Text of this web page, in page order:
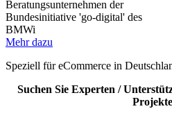
Mehr dazu
Speziell für eCommerce in
Suchen Sie Experten /